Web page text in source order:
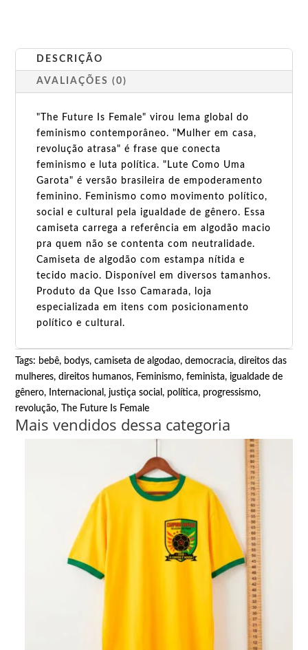
DESCRIÇÃO
AVALIAÇÕES (0)
"The Future Is Female" virou lema global do
feminismo contemporâneo. "Mulher em casa,
revolução atrasa" é frase que conecta
feminismo e luta política. "Lute Como Uma
Garota" é versão brasileira de empoderamento
feminino. Feminismo como movimento político,
social e cultural pela igualdade de gênero. Essa
camiseta carrega a referência em algodão macio
pra quem não se contenta com neutralidade.
Camiseta de algodão com estampa nítida e
tecido macio. Disponível em diversos tamanhos.
Produto da Que Isso Camarada, loja
especializada em itens com posicionamento
político e cultural.
Tags: bebê, bodys,camiseta de algodao,democracia,direitos das
mulheres,direitos humanos, Feminismo,feminista,igualdade de
gênero, Internacional,justiça social, política, progressismo,
revolução,The Future Is Female
Mais vendidos dessa categoria